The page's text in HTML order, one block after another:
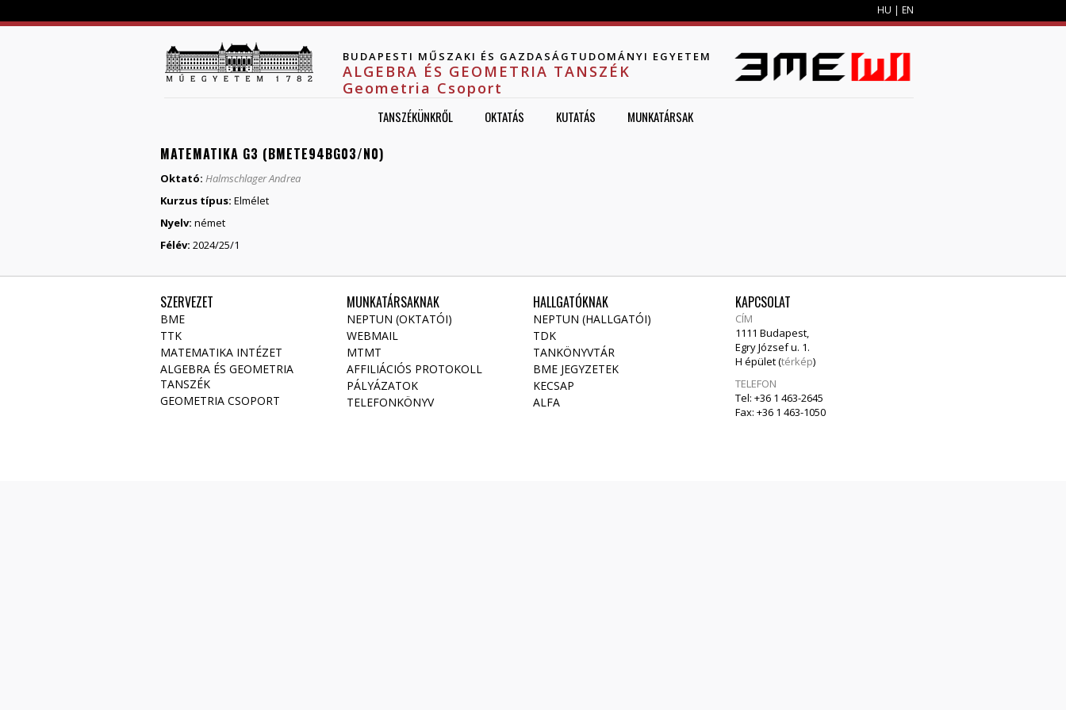
HU | EN
BUDAPESTI MŰSZAKI ÉS GAZDASÁGTUDOMÁNYI EGYETEM
ALGEBRA ÉS GEOMETRIA TANSZÉK
Geometria Csoport
TANSZÉKÜNKRŐL OKTATÁS KUTATÁS MUNKATÁRSAK
MATEMATIKA G3 (BMETE94BG03/N0)
Oktató: Halmschlager Andrea
Kurzus típus: Elmélet
Nyelv: német
Félév: 2024/25/1
SZERVEZET
BME
TTK
MATEMATIKA INTÉZET
ALGEBRA ÉS GEOMETRIA
TANSZÉK
GEOMETRIA CSOPORT
MUNKATÁRSAKNAK
NEPTUN (OKTATÓI)
WEBMAIL
MTMT
AFFILIÁCIÓS PROTOKOLL
PÁLYÁZATOK
TELEFONKÖNYV
HALLGATÓKNAK
NEPTUN (HALLGATÓI)
TDK
TANKÖNYVTÁR
BME JEGYZETEK
KECSAP
ALFA
KAPCSOLAT
CÍM
1111 Budapest,
Egry József u. 1.
H épület (térkép)
TELEFON
Tel: +36 1 463-2645
Fax: +36 1 463-1050